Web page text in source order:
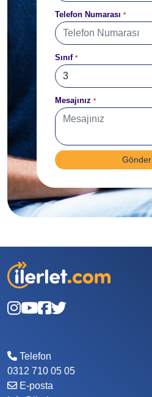
Telefon Numarası *
Sınıf *
Mesajınız *
Gönder
Telefon
0312 710 05 05
E-posta